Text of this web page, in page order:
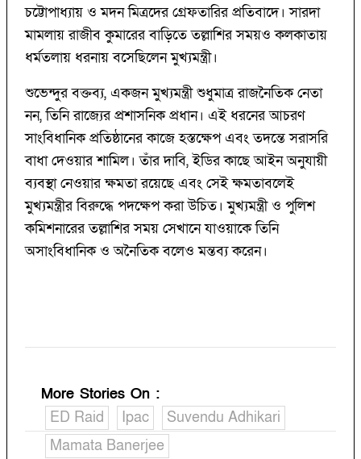
চট্টোপাধ্যায় ও মদন মিত্রদের গ্রেফতারির প্রতিবাদে। সারদা
মামলায় রাজীব কুমারের বাড়িতে তল্লাশির সময়ও কলকাতায়
ধর্মতলায় ধরনায় বসেছিলেন মুখ্যমন্ত্রী।
শুভেন্দুর বক্তব্য, একজন মুখ্যমন্ত্রী শুধুমাত্র রাজনৈতিক নেতা
নন, তিনি রাজ্যের প্রশাসনিক প্রধান। এই ধরনের আচরণ
সাংবিধানিক প্রতিষ্ঠানের কাজে হস্তক্ষেপ এবং তদন্তে সরাসরি
বাধা দেওয়ার শামিল। তাঁর দাবি, ইডির কাছে আইন অনুযায়ী
ব্যবস্থা নেওয়ার ক্ষমতা রয়েছে এবং সেই ক্ষমতাবলেই
মুখ্যমন্ত্রীর বিরুদ্ধে পদক্ষেপ করা উচিত। মুখ্যমন্ত্রী ও পুলিশ
কমিশনারের তল্লাশির সময় সেখানে যাওয়াকে তিনি
অসাংবিধানিক ও অনৈতিক বলেও মন্তব্য করেন।
More Stories On :
ED Raid
Ipac
Suvendu Adhikari
Mamata Banerjee